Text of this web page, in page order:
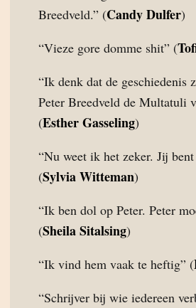
Breedveld.” (Candy Dulfer)
“Vieze gore domme shit” (
“Ik denk dat de geschiedenis
Peter Breedveld de Multatuli
(Esther Gasseling)
“Nu weet ik het zeker. Jij
(Sylvia Witteman)
“Ik ben dol op Peter. Peter
(Sheila Sitalsing)
“Ik vind hem vaak te heftig” (
“Schrijver bij wie iedereen